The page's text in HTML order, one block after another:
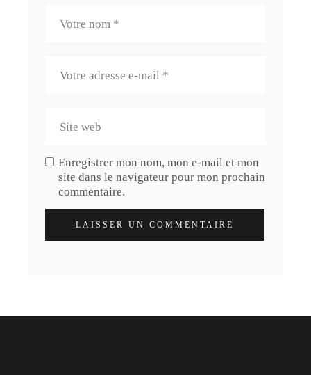
Enregistrer mon nom, mon e-mail et mon
site dans le navigateur pour mon prochain
commentaire.
LAISSER UN COMMENTAIRE